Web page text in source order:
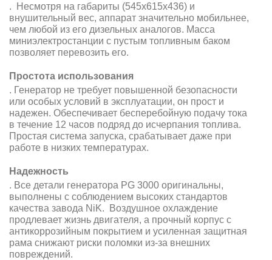
. Несмотря на габариты (545х615х436) и
внушительный вес, аппарат значительно мобильнее,
чем любой из его дизельных аналогов. Масса
миниэлектростанции с пустым топливным баком
позволяет перевозить его.
Простота использования
. Генератор не требует повышенной безопасности
или особых условий в эксплуатации, он прост и
надежен. Обеспечивает бесперебойную подачу тока
в течение 12 часов подряд до исчерпания топлива.
Простая система запуска, срабатывает даже при
работе в низких температурах.
Надежность
. Все детали генератора PG 3000 оригинальны,
выполнены с соблюдением высоких стандартов
качества завода NiK. Воздушное охлаждение
продлевает жизнь двигателя, а прочный корпус с
антикоррозийным покрытием и усиленная защитная
рама снижают риски поломки из-за внешних
повреждений.